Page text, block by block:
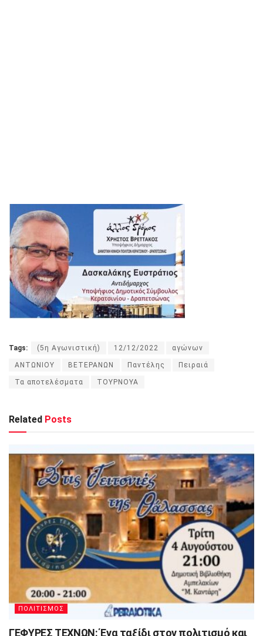
Tags: (5η Αγωνιστική) 12/12/2022 αγώνων
ΑΝΤΩΝΙΟΥ ΒΕΤΕΡΑΝΩΝ Παντέλης Πειραιά
Τα αποτελέσματα ΤΟΥΡΝΟΥΑ
Related Posts
ΠΟΛΙΤΙΣΜΟΣ
ΓΕΦΥΡΕΣ ΤΕΧΝΩΝ: Ένα ταξίδι στον πολιτισμό και